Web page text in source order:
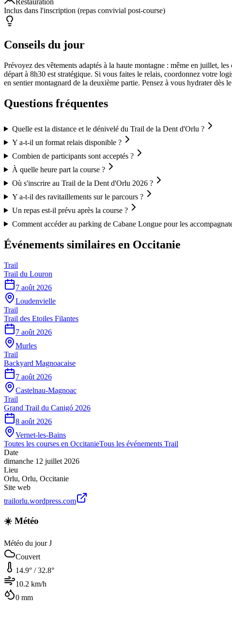
Restauration
Inclus dans l'inscription (repas convivial post-course)
Conseils du jour
Prévoyez des vêtements adaptés à la haute montagne : même en juillet,
départ à 8h30 est stratégique. Si vous faites le relais, coordonnez votre
en sentier montagnard de la deuxième partie. Pensez à vous hydrater dès
Questions fréquentes
Quelle est la distance et le dénivelé du Trail de la Dent d'Orlu ?
Y a-t-il un format relais disponible ?
Combien de participants sont acceptés ?
À quelle heure part la course ?
Où s'inscrire au Trail de la Dent d'Orlu 2026 ?
Y a-t-il des ravitaillements sur le parcours ?
Un repas est-il prévu après la course ?
Comment accéder au parking de Cabane Longue pour les
Événements similaires en Occitanie
Trail
Trail du Louron
7 août 2026
Loudenvielle
Trail
Trail des Etoiles Filantes
7 août 2026
Murles
Trail
Backyard Magnoacaise
7 août 2026
Castelnau-Magnoac
Trail
Grand Trail du Canigó 2026
8 août 2026
Vernet-les-Bains
Toutes les courses en OccitanieTous les événements Trail
Date
dimanche 12 juillet 2026
Lieu
Orlu, Orlu, Occitanie
Site web
trailorlu.wordpress.com
☀️ Météo
Météo du jour J
Couvert
14.9° /32.8°
10.2 km/h
0 mm